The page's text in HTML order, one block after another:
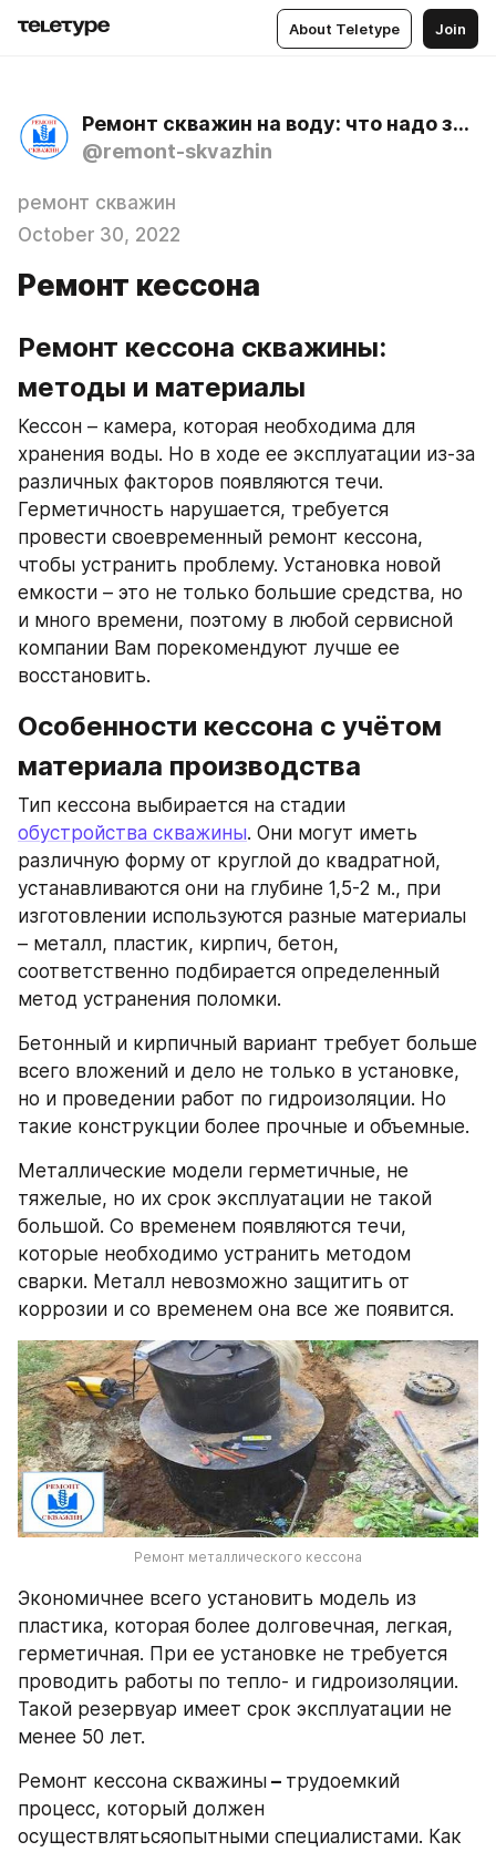
About Teletype Join
Ремонт скважин на воду: что надо знать об их очистке, обустройстве, обслуживании, диагностике
@remont-skvazhin
ремонт скважин
October 30, 2022
Ремонт кессона
Ремонт кессона скважины:
методы и материалы
Кессон – камера, которая необходима для
хранения воды. Но в ходе ее эксплуатации из-за
различных факторов появляются течи.
Герметичность нарушается, требуется
провести своевременный ремонт кессона,
чтобы устранить проблему. Установка новой
емкости – это не только большие средства, но
и много времени, поэтому в любой сервисной
компании Вам порекомендуют лучше ее
восстановить.
Особенности кессона с учётом
материала производства
обустройства скважины. Они могут иметь
различную форму от круглой до квадратной,
устанавливаются они на глубине 1,5-2 м., при
изготовлении используются разные материалы
– металл, пластик, кирпич, бетон,
соответственно подбирается определенный
метод устранения поломки.
Бетонный и кирпичный вариант требует больше
всего вложений и дело не только в установке,
но и проведении работ по гидроизоляции. Но
такие конструкции более прочные и объемные.
Металлические модели герметичные, не
тяжелые, но их срок эксплуатации не такой
большой. Со временем появляются течи,
которые необходимо устранить методом
сварки. Металл невозможно защитить от
коррозии и со временем она все же появится.
Ремонт металлического кессона
Экономичнее всего установить модель из
пластика, которая более долговечная, легкая,
герметичная. При ее установке не требуется
проводить работы по тепло- и гидроизоляции.
Такой резервуар имеет срок эксплуатации не
менее 50 лет.
Ремонт кессона скважины – трудоемкий
процесс, который должен
осуществлятьсяопытными специалистами. Как